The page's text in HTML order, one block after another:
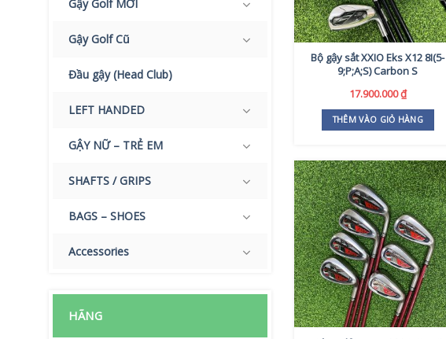
Gậy Golf MỚI
Gậy Golf Cũ
Đầu gậy (Head Club)
LEFT HANDED
GẬY NỮ – TRẺ EM
SHAFTS / GRIPS
BAGS – SHOES
Accessories
HÃNG
Bộ gậy sắt XXIO Eks X12 8I(5-
9;P;A;S) Carbon S
17.900.000₫
THÊM VÀO GIỎ HÀNG